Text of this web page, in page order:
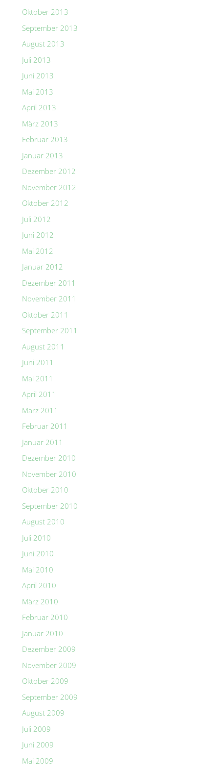
Oktober 2013
September 2013
August 2013
Juli 2013
Juni 2013
Mai 2013
April 2013
März 2013
Februar 2013
Januar 2013
Dezember 2012
November 2012
Oktober 2012
Juli 2012
Juni 2012
Mai 2012
Januar 2012
Dezember 2011
November 2011
Oktober 2011
September 2011
August 2011
Juni 2011
Mai 2011
April 2011
März 2011
Februar 2011
Januar 2011
Dezember 2010
November 2010
Oktober 2010
September 2010
August 2010
Juli 2010
Juni 2010
Mai 2010
April 2010
März 2010
Februar 2010
Januar 2010
Dezember 2009
November 2009
Oktober 2009
September 2009
August 2009
Juli 2009
Juni 2009
Mai 2009